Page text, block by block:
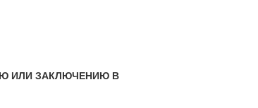
ИЛИ ЗАКЛЮЧЕНИЮ В